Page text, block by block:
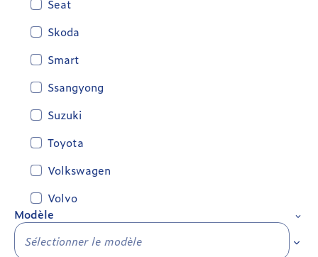
Seat
Skoda
Smart
Ssangyong
Suzuki
Toyota
Volkswagen
Volvo
Modèle